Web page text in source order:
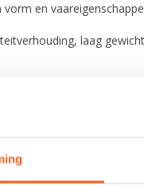
en
laag
Informeer naar de